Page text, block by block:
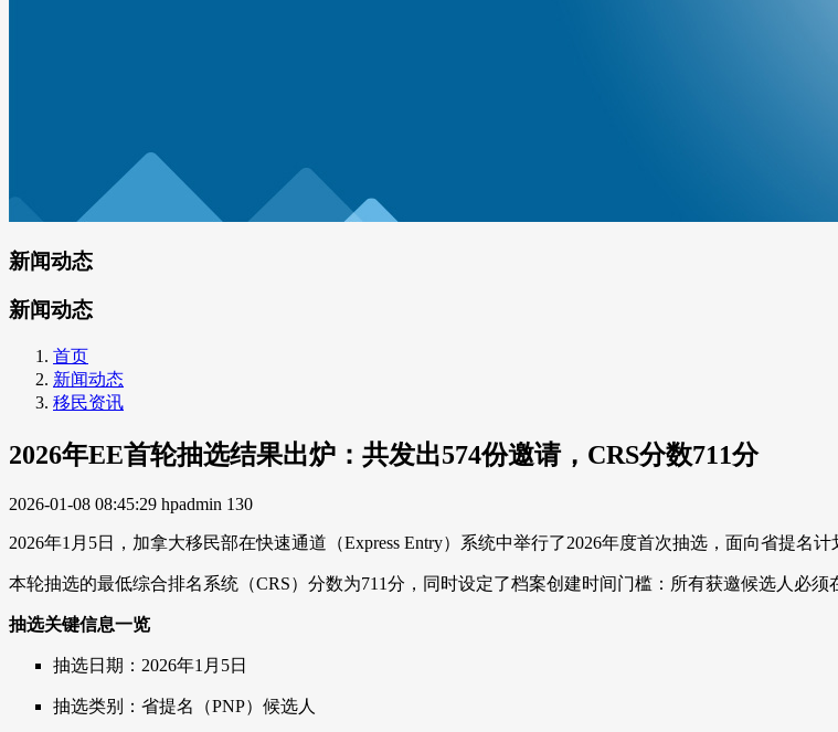
新闻动态
新闻动态
首页
新闻动态
移民资讯
2026年EE首轮抽选结果出炉：共发出574份邀请，CRS分数711分
2026-01-08 08:45:29 hpadmin 130
2026年1月5日，加拿大移民部在快速通道（Express Entry）系统中举行了2026年度首次抽选，面向省提名
本轮抽选的最低综合排名系统（CRS）分数为711分，同时设定了档案创建时间门槛：所有获邀候选人必须
抽选关键信息一览
抽选日期：2026年1月5日
抽选类别：省提名（PNP）候选人